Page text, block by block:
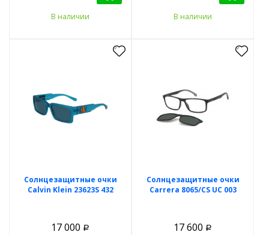
В наличии В наличии
Солнцезащитные очки
Calvin Klein 23623S 432
17 000 Р
Солнцезащитные очки
Carrera 8065/CS UC 003
17 600 Р